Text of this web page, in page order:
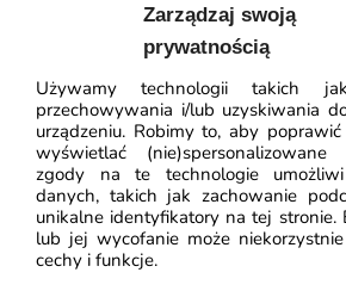
Zarządzaj swoją
prywatnością
Używamy technologii takich
przechowywania i/lub uzyskiwania
urządzeniu. Robimy to, aby
wyświetlać
zgody na te technologie
danych, takich jak zachowanie
unikalne identyfikatory na tej stronie.
lub jej wycofanie może
cechy i funkcje.
Najniższa cena z 30 dni: 41.93
ZOBACZ WSZYSTKIE
Najczęściej zadawane
Pomagamy i doradzamy przy każdym
nie chcesz czekać – sprawdź